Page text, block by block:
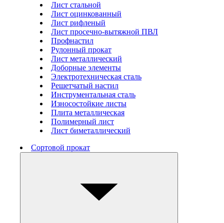
Лист стальной
Лист оцинкованный
Лист рифленый
Лист просечно-вытяжной ПВЛ
Профнастил
Рулонный прокат
Лист металлический
Доборные элементы
Электротехническая сталь
Решетчатый настил
Инструментальная сталь
Износостойкие листы
Плита металлическая
Полимерный лист
Лист биметаллический
Сортовой прокат